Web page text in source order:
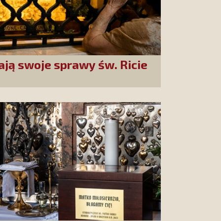
swoje sprawy św. Ricie